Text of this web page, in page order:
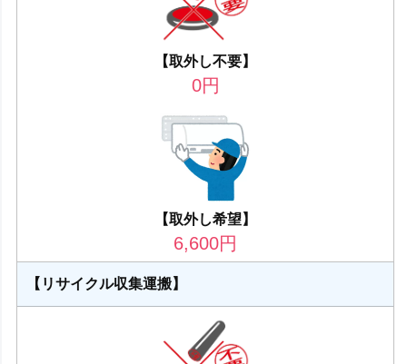
【取外し不要】
0円
【取外し希望】
6,600円
【リサイクル収集運搬】